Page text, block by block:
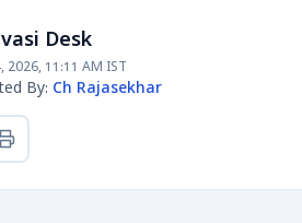
Desk
2026, 11:11 AM IST
By: Ch Rajasekhar